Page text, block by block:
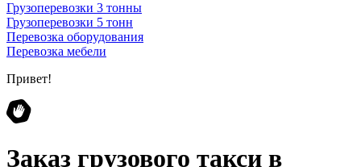
Грузоперевозки 3 тонны
Грузоперевозки 5 тонн
Перевозка оборудования
Перевозка мебели
Привет!
Заказ грузового такси в